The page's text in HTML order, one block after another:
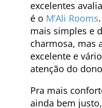
excelentes
é o M’Ali Rooms
mais simples e
charmosa, mas
excelente e
atenção do
Pra mais
ainda bem